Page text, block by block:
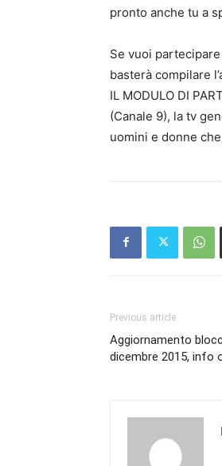
pronto anche tu a
Se vuoi partecipare
basterà compilare
IL MODULO DI
(Canale 9), la tv
uomini e donne
Previous article
Aggiornamento
dicembre 2015, info